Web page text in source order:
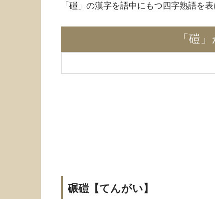
「磑」の漢字を語中にもつ四字熟語を表
「磑
碾磑【てんがい】